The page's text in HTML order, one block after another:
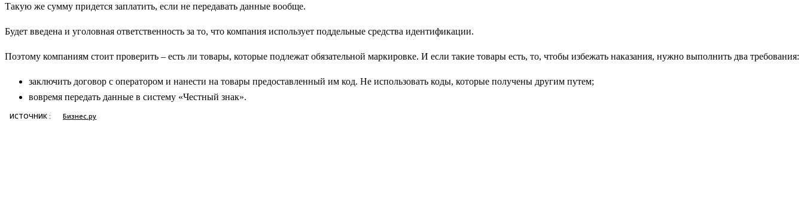
Такую же сумму придется заплатить, если не передавать данные вообще.
Будет введена и уголовная ответственность за то, что компания использует поддельные средства идентификации.
Поэтому компаниям стоит проверить – есть ли товары, которые подлежат обязательной маркировке. И если такие товары есть, то, чтобы избежать наказания, нужно выполнить два требования:
заключить договор с оператором и нанести на товары предоставленный им код. Не использовать коды, которые получены другим путем;
вовремя передать данные в систему «Честный знак».
ИСТОЧНИК : Бизнес.ру